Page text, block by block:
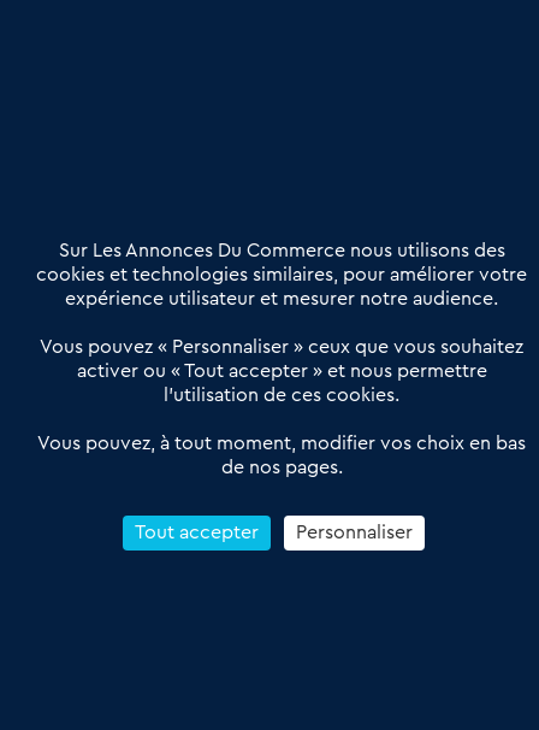
Offres Pro
Actualités
Qui sommes nous ?
Derniers articles
Réseau 3C : un partenaire national dédié aux transactions
Petitscommerces : Un partenariat au service du commerce de
proximité et des territoires
Reprendre un Restaurant Rapide
Sur Les Annonces Du Commerce nous utilisons des
cookies et technologies similaires, pour améliorer votre
expérience utilisateur et mesurer notre audience.
Vous pouvez « Personnaliser » ceux que vous souhaitez
activer ou « Tout accepter » et nous permettre
l’utilisation de ces cookies.
Vous pouvez, à tout moment, modifier vos choix en bas
de nos pages.
Tout accepter Personnaliser